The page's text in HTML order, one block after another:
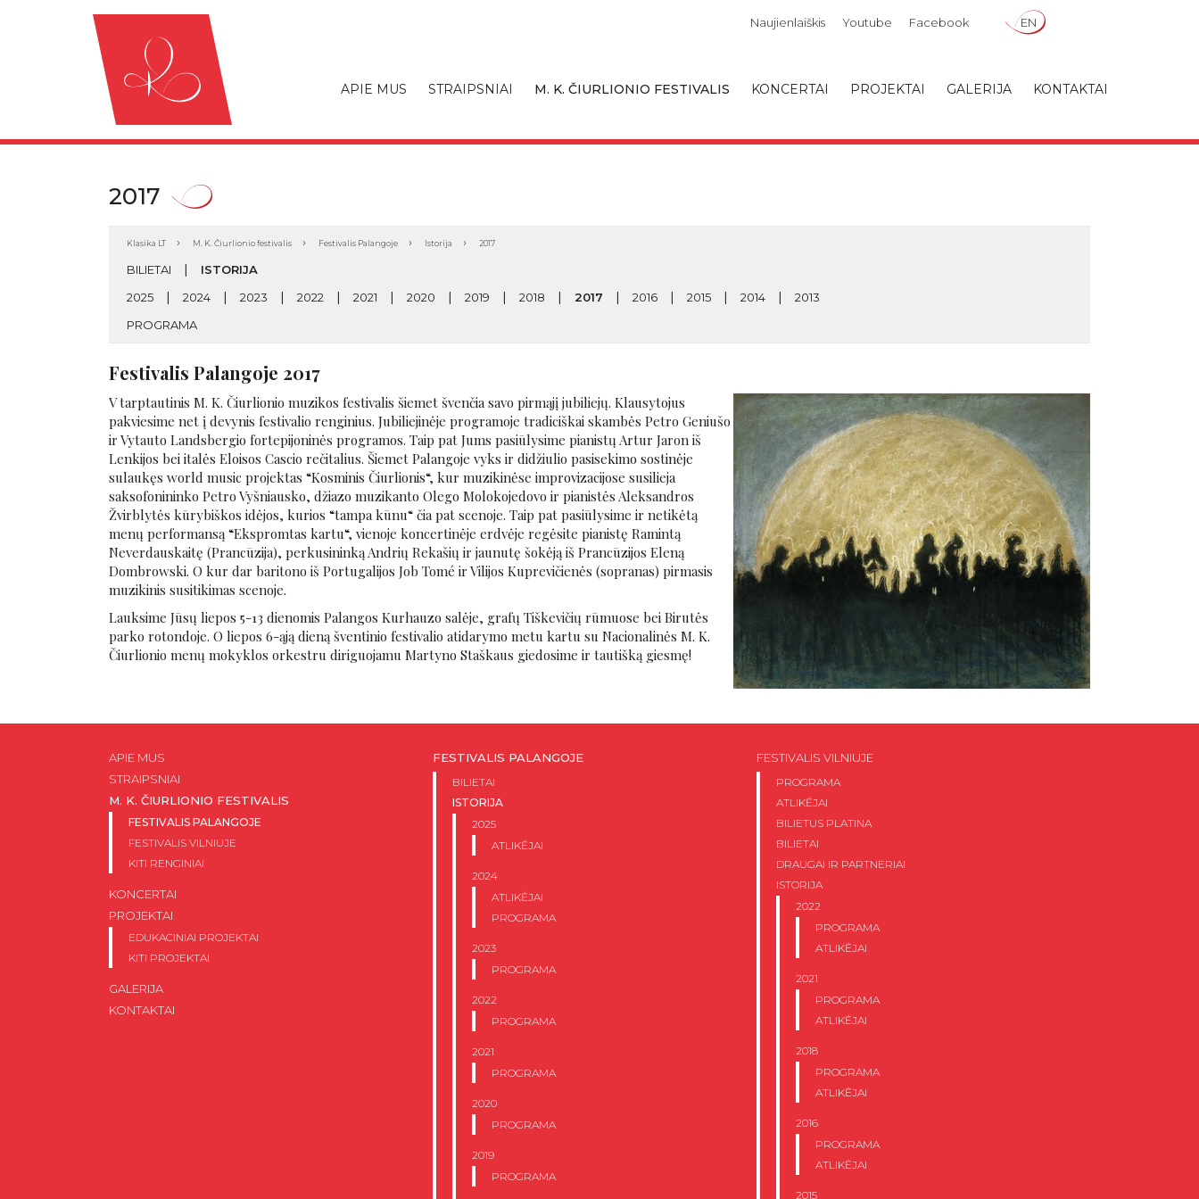
APIE MUS STRAIPSNIAI M. K. ČIURLIONIO FESTIVALIS KONCERTAI PROJEKTAI GALERIJA KONTAKTAI
Naujienlaiškis Youtube Facebook EN
2017
Klasika LT M. K. Čiurlionio festivalis Festivalis Palangoje Istorija 2017
BILIETAI
ISTORIJA
2025
2024 2023 2022 2021 2020 2019 2018 2017 2016 2015 2014
2013
PROGRAMA
Festivalis Palangoje 2017
V tarptautinis M. K. Čiurlionio muzikos festivalis šiemet švenčia savo pirmąjį jubiliejų. Klausytojus
pakviesime net į devynis festivalio renginius. Jubiliejinėje programoje tradiciškai skambės Petro Geniušo
ir Vytauto Landsbergio fortepijoninės programos. Taip pat Jums pasiūlysime pianistų Artur Jaron iš
Lenkijos bei italės Eloisos Cascio rečitalius. Šiemet Palangoje vyks ir didžiulio pasisekimo sostinėje
sulaukęs world music projektas “Kosminis Čiurlionis“, kur muzikinėse improvizacijose susilieja
saksofonininko Petro Vyšniausko, džiazo muzikanto Olego Molokojedovo ir pianistės Aleksandros
Žvirblytės kūrybiškos idėjos, kurios “tampa kūnu“ čia pat scenoje. Taip pat pasiūlysime ir netikėtą
menų performansą “Ekspromtas kartu“, vienoje koncertinėje erdvėje regėsite pianistę Ramintą
Neverdauskaitę (Prancūzija), perkusininką Andrių Rekašių ir jaunutę šokėją iš Prancūzijos Eleną
Dombrowski. O kur dar baritono iš Portugalijos Job Tomé ir Vilijos Kuprevičienės (sopranas) pirmasis
muzikinis susitikimas scenoje.
Lauksime Jūsų liepos 5-13 dienomis Palangos Kurhauzo salėje, grafų Tiškevičių rūmuose bei Birutės
parko rotondoje. O liepos 6-ąją dieną šventinio festivalio atidarymo metu kartu su Nacionalinės M. K.
Čiurlionio menų mokyklos orkestru diriguojamu Martyno Staškaus giedosime ir tautišką giesmę!
APIE MUS
STRAIPSNIAI
M. K. ČIURLIONIO FESTIVALIS
FESTIVALIS PALANGOJE
FESTIVALIS VILNIUJE
KITI RENGINIAI
KONCERTAI
PROJEKTAI
EDUKACINIAI PROJEKTAI
KITI PROJEKTAI
GALERIJA
KONTAKTAI
FESTIVALIS PALANGOJE
BILIETAI
ISTORIJA
2025
ATLIKĖJAI
2024
ATLIKĖJAI
PROGRAMA
2023
PROGRAMA
2022
PROGRAMA
2021
PROGRAMA
2020
PROGRAMA
2019
PROGRAMA
FESTIVALIS VILNIUJE
PROGRAMA
ATLIKĖJAI
BILIETUS PLATINA
BILIETAI
DRAUGAI IR PARTNERIAI
ISTORIJA
2022
PROGRAMA
ATLIKĖJAI
2021
PROGRAMA
ATLIKĖJAI
2018
PROGRAMA
ATLIKĖJAI
2016
PROGRAMA
ATLIKĖJAI
2015